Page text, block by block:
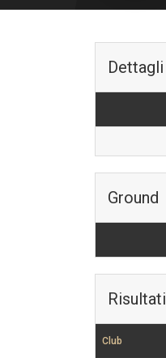
Dettagli
Ground
Risultati
Club